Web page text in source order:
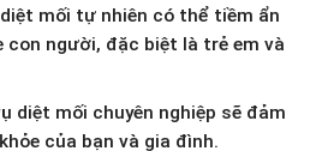
mối tự nhiên có thể tiềm ẩn
con người, đặc biệt là trẻ em và
diệt mối chuyên nghiệp sẽ đảm
của bạn và gia đình.